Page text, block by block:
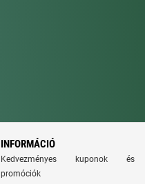
INFORMÁCIÓ
Kedvezményes kuponok és
promóciók